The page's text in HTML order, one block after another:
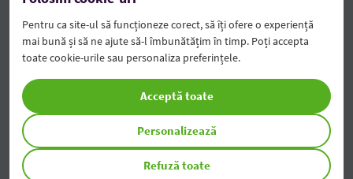
Pentru ca site-ul să funcționeze corect, să îți ofere o experiență
mai bună și să ne ajute să-l îmbunătățim în timp. Poți accepta
toate cookie-urile sau personaliza preferințele.
Refuză toate
Personalizează
Acceptă toate